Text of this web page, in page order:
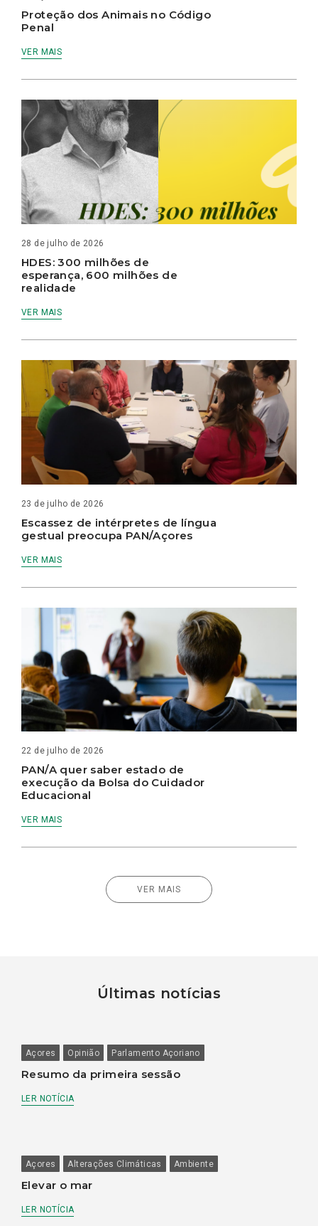
Proteção dos Animais no Código
Penal
VER MAIS
28 de julho de 2026
HDES: 300 milhões de
esperança, 600 milhões de
realidade
VER MAIS
23 de julho de 2026
Escassez de intérpretes de língua
gestual preocupa PAN/Açores
VER MAIS
22 de julho de 2026
PAN/A quer saber estado de
execução da Bolsa do Cuidador
Educacional
VER MAIS
VER MAIS
Últimas notícias
Açores Opinião Parlamento Açoriano
Resumo da primeira sessão
LER NOTÍCIA
Açores Alterações Climáticas Ambiente
Elevar o mar
LER NOTÍCIA